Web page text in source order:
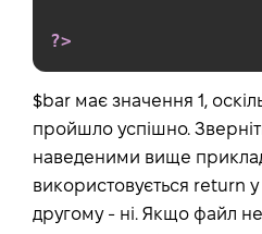
?>
$bar має значення 1,
пройшло успішно.
наведеними вище
використовується return
другому - ні. Якщо файл